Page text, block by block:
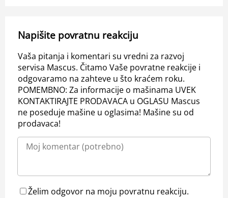
Napišite povratnu reakciju
Vaša pitanja i komentari su vredni za razvoj
servisa Mascus. Čitamo Vaše povratne reakcije i
odgovaramo na zahteve u što kraćem roku.
POMEMBNO: Za informacije o mašinama UVEK
KONTAKTIRAJTE PRODAVACA u OGLASU Mascus
ne poseduje mašine u oglasima! Mašine su od
prodavaca!
Želim odgovor na moju povratnu reakciju.